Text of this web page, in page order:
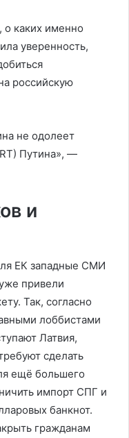
о каких именно
уверенность,
российскую
не одолеет
Путина», —
и
ЕК западные СМИ
привели
Так, согласно
лоббистами
Латвия,
сделать
ещё большего
импорт СПГ и
банкнот.
гражданам